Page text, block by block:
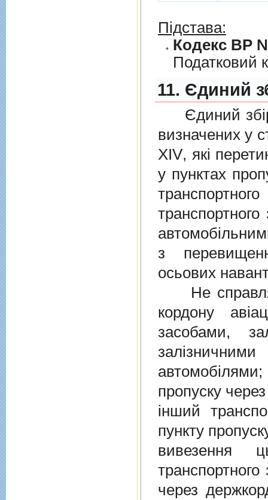
Підстава:
Кодекс ВР №
Податковий
11. Єдиний
Єдиний збiр
визначених у
XIV, якi
у пунктах
з
осьових
Не
кордону
засобами,
залiзничними
пропуску
iнший
пункту
вивезення
через